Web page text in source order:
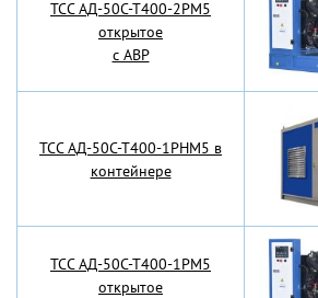
TCC АД-50С-Т400-2РМ5
открытое
с АВР
TCC АД-50С-Т400-1РНМ5 в
контейнере
TCC АД-50С-Т400-1РМ5
открытое